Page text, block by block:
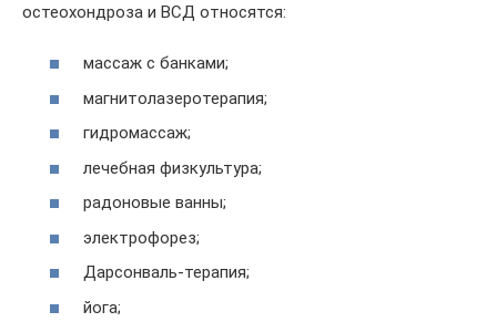
остеохондроза и ВСД относятся:
массаж с банками;
магнитолазеротерапия;
гидромассаж;
лечебная физкультура;
радоновые ванны;
электрофорез;
Дарсонваль-терапия;
йога;